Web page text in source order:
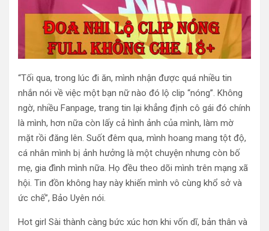
“Tối qua, trong lúc đi ăn, mình nhận được quá nhiều tin
nhắn nói về việc một bạn nữ nào đó lộ clip “nóng”. Không
ngờ, nhiều Fanpage, trang tin lại khẳng định cô gái đó chính
là mình, hơn nữa còn lấy cả hình ảnh của mình, làm mờ
mặt rồi đăng lên. Suốt đêm qua, mình hoang mang tột độ,
cá nhân mình bị ảnh hưởng là một chuyện nhưng còn bố
mẹ, gia đình mình nữa. Họ đều theo dõi mình trên mạng xã
hội. Tin đồn không hay này khiến mình vô cùng khổ sở và
ức chế”, Bảo Uyên nói.
Hot girl Sài thành càng bức xúc hơn khi vốn dĩ, bản thân và